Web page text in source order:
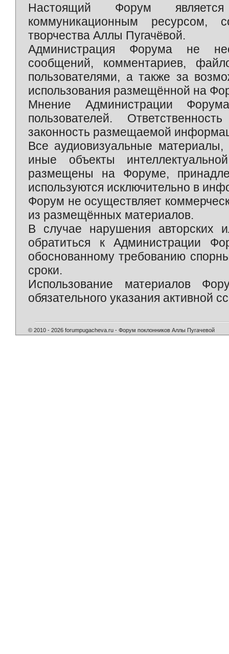
Настоящий Форум является
коммуникационным ресурсом,
творчества Аллы Пугачёвой.
Администрация Форума не
сообщений, комментариев,
пользователями, а также за
использования размещённой на
Мнение Администрации
пользователей.
законность размещаемой
Все аудиовизуальные
иные объекты
размещены на Форуме,
используются исключительно в
Форум не осуществляет
из размещённых материалов.
В случае нарушения авторских
обратиться к Администрации
обоснованному требованию
сроки.
Использование материалов
обязательного указания активной
© 2010 - 2026 forumpugacheva.ru - Форум поклонников Аллы Пугачевой